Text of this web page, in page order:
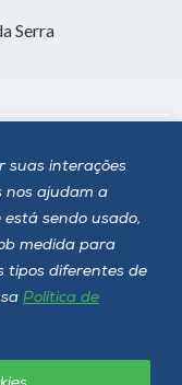
suas interações
nos ajudam a
sendo usado,
medida para
tipos diferentes de
Política de
Serra